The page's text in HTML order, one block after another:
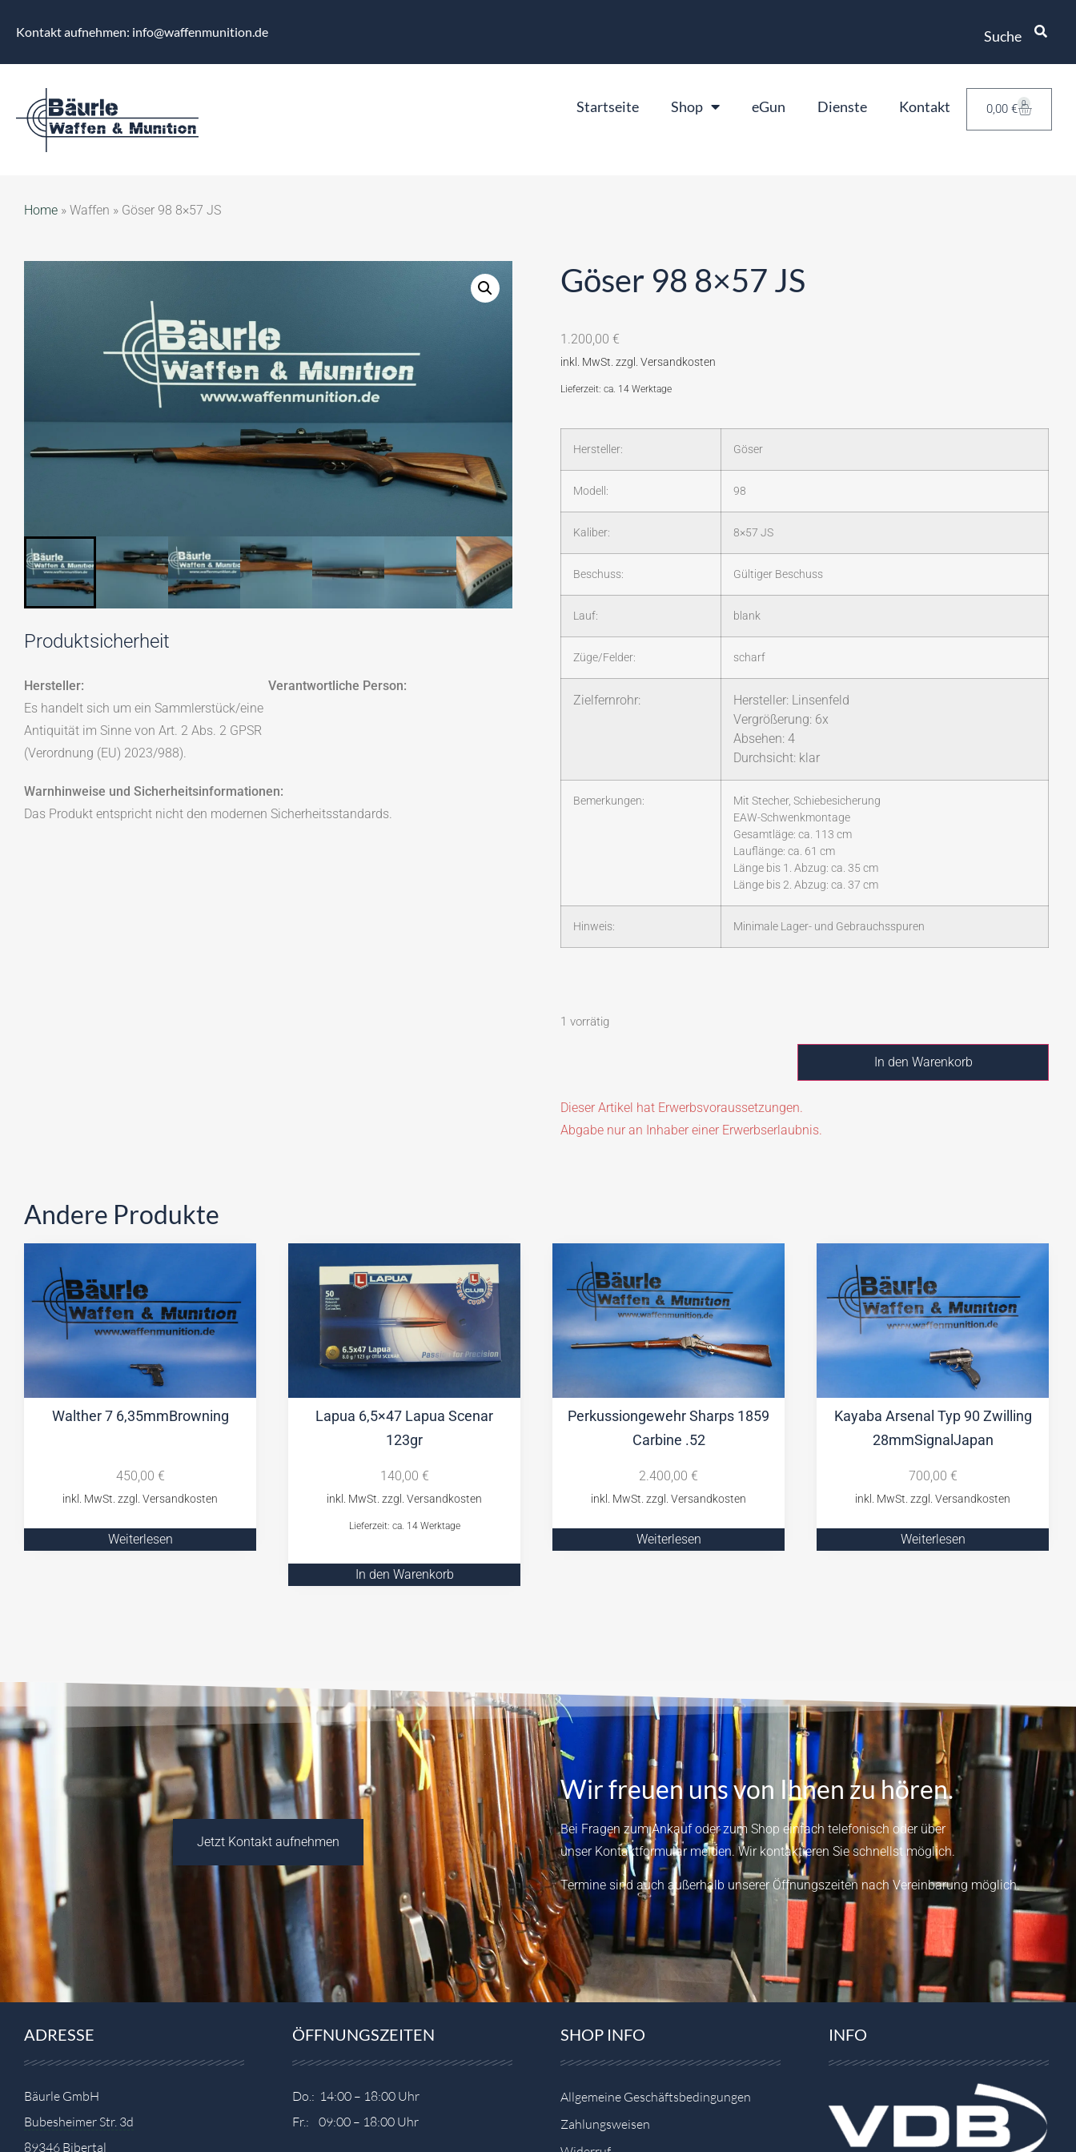
Kontakt aufnehmen: info@waffenmunition.de Suche
Startseite Shop eGun Dienste Kontakt 0,00 € 0
Home » Waffen » Göser 98 8×57 JS
Produktsicherheit
Hersteller:
Es handelt sich um ein Sammlerstück/eine
Antiquität im Sinne von Art. 2 Abs. 2 GPSR
(Verordnung (EU) 2023/988).
Verantwortliche Person:
Warnhinweise und Sicherheitsinformationen:
Das Produkt entspricht nicht den modernen Sicherheitsstandards.
Göser 98 8×57 JS
1.200,00 €
Lieferzeit: ca. 14 Werktage
Hersteller: Göser
Modell: 98
Kaliber: 8×57 JS
Beschuss: Gültiger Beschuss
Lauf: blank
Züge/Felder: scharf
Zielfernrohr:
Hersteller: Linsenfeld
Vergrößerung: 6x
Absehen: 4
Durchsicht: klar
Bemerkungen:
Mit Stecher, Schiebesicherung
EAW-Schwenkmontage
Gesamtläge: ca. 113 cm
Lauflänge: ca. 61 cm
Länge bis 1. Abzug: ca. 35 cm
Länge bis 2. Abzug: ca. 37 cm
Hinweis: Minimale Lager- und Gebrauchsspuren
1 vorrätig
In den Warenkorb
Dieser Artikel hat Erwerbsvoraussetzungen.
Abgabe nur an Inhaber einer Erwerbserlaubnis.
Andere Produkte
Walther 7 6,35mmBrowning
450,00 €
Weiterlesen
Lapua 6,5×47 Lapua Scenar
123gr
140,00 €
Lieferzeit: ca. 14 Werktage
In den Warenkorb
Perkussiongewehr Sharps 1859
Carbine .52
2.400,00 €
Weiterlesen
Kayaba Arsenal Typ 90 Zwilling
28mmSignalJapan
700,00 €
Weiterlesen
Jetzt Kontakt aufnehmen
Wir freuen uns von Ihnen zu hören.
Bei Fragen zum Ankauf oder zum Shop einfach telefonisch oder über
unser Kontaktformularmelden.Wir kontaktieren Sie schnellst möglich.
Termine sind auch außerhalb unserer Öffnungszeiten nach Vereinbarung möglich.
ADRESSE
Bäurle GmbH
Bubesheimer Str. 3d
89346 Bibertal
ÖFFNUNGSZEITEN
Do.: 14:00 – 18:00 Uhr
Fr.: 09:00 – 18:00 Uhr
SHOP INFO
Allgemeine Geschäftsbedingungen
Zahlungsweisen
INFO